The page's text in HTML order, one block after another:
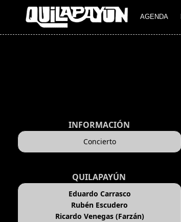
AGENDA
INFORMACIÓN
Concierto
QUILAPAYÚN
Eduardo Carrasco
Rubén Escudero
Ricardo Venegas (Farzán)